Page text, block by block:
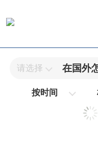
请选择
按时间